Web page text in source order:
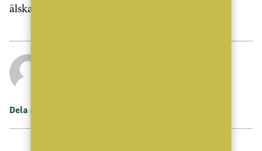
älska säsong 2!
Dela artikeln